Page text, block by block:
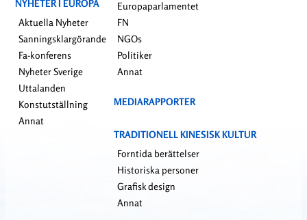
NYHETER I EUROPA
Aktuella Nyheter
Sanningsklargörande
Fa-konferens
Nyheter Sverige
Uttalanden
Konstutställning
Annat
Europaparlamentet
FN
NGOs
Politiker
Annat
MEDIARAPPORTER
TRADITIONELL KINESISK KULTUR
Forntida berättelser
Historiska personer
Grafisk design
Annat